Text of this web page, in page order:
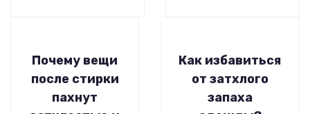
Почему вещи
после стирки
пахнут
Как избавиться
от затхлого
запаха